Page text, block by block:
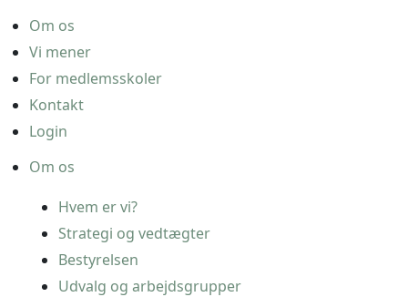
Om os
Vi mener
For medlemsskoler
Kontakt
Login
Om os
Hvem er vi?
Strategi og vedtægter
Bestyrelsen
Udvalg og arbejdsgrupper